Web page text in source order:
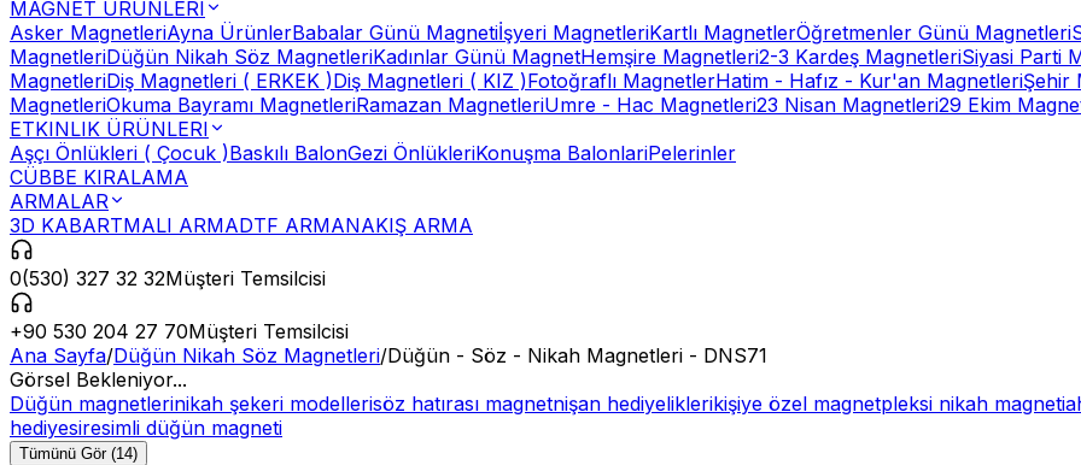
MAGNET ÜRÜNLERI
Asker MagnetleriAyna ÜrünlerBabalar Günü Magnetiİşyeri MagnetleriKartlı MagnetlerÖğretmenler Günü Magnetleri
MagnetleriDüğün Nikah Söz MagnetleriKadınlar Günü MagnetHemşire Magnetleri2-3 Kardeş MagnetleriSiyasi Parti
MagnetleriDiş Magnetleri ( ERKEK )Diş Magnetleri ( KIZ )Fotoğraflı MagnetlerHatim - Hafız - Kur'an MagnetleriŞehir
MagnetleriOkuma Bayramı MagnetleriRamazan MagnetleriUmre - Hac Magnetleri23 Nisan Magnetleri29 Ekim
ETKINLIK ÜRÜNLERI
Aşçı Önlükleri ( Çocuk )Baskılı BalonGezi ÖnlükleriKonuşma BalonlariPelerinler
CÜBBE KIRALAMA
ARMALAR
3D KABARTMALI ARMADTF ARMANAKIŞ ARMA
0(530) 327 32 32Müşteri Temsilcisi
+90 530 204 27 70Müşteri Temsilcisi
Ana Sayfa/Düğün Nikah Söz Magnetleri/Düğün - Söz - Nikah Magnetleri - DNS71
Görsel Bekleniyor...
Düğün magnetlerinikah şekeri modellerisöz hatırası magnetnişan hediyeliklerikişiye özel magnetpleksi nikah magneti
hediyesiresimli düğün magneti
Tümünü Gör (14)